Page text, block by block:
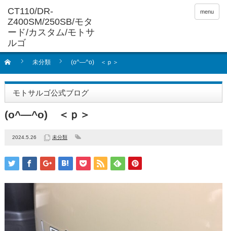
menu
未分類 (o^―^o) ＜ｐ＞
モトサルゴ公式ブログ
(o^―^o) ＜ｐ＞
2024.5.26 未分類